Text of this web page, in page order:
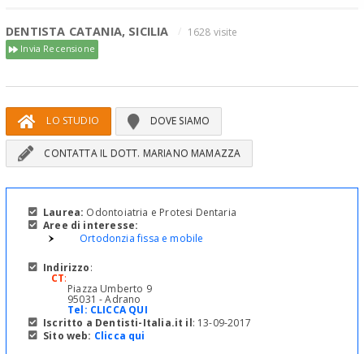
DENTISTA CATANIA, SICILIA 1628 visite
Invia Recensione
LO STUDIO DOVE SIAMO
CONTATTA IL DOTT. MARIANO MAMAZZA
Laurea: Odontoiatria e Protesi Dentaria
Aree di interesse:
Ortodonzia fissa e mobile
Indirizzo:
CT:
Piazza Umberto 9
95031 - Adrano
Tel: CLICCA QUI
Iscritto a Dentisti-Italia.it il: 13-09-2017
Sito web: Clicca qui